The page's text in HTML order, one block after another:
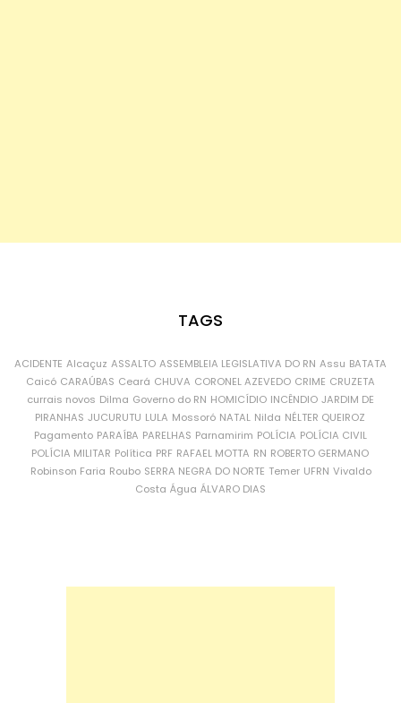
TAGS
ACIDENTE Alcaçuz ASSALTO ASSEMBLEIA LEGISLATIVA DO RN Assu BATATA
Caicó CARAÚBAS Ceará CHUVA CORONEL AZEVEDO CRIME CRUZETA
currais novos Dilma Governo do RN HOMICÍDIO INCÊNDIO JARDIM DE
PIRANHAS JUCURUTU LULA Mossoró NATAL Nilda NÉLTER QUEIROZ
Pagamento PARAÍBA PARELHAS Parnamirim POLÍCIA POLÍCIA CIVIL
POLÍCIA MILITAR Política PRF RAFAEL MOTTA RN ROBERTO GERMANO
Robinson Faria Roubo SERRA NEGRA DO NORTE Temer UFRN Vivaldo
Costa Água ÁLVARO DIAS